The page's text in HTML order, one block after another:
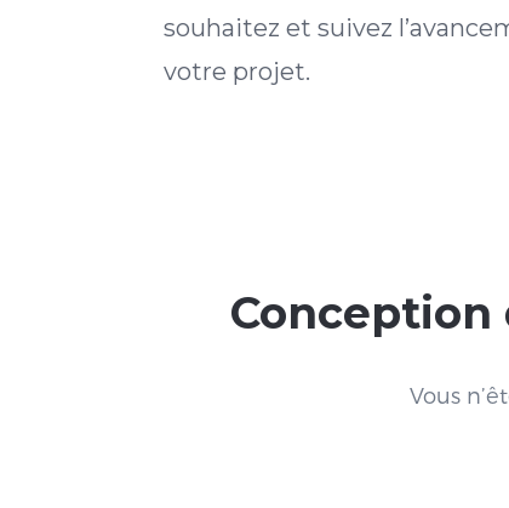
souhaitez et suivez
votre projet.
Conception
Vous